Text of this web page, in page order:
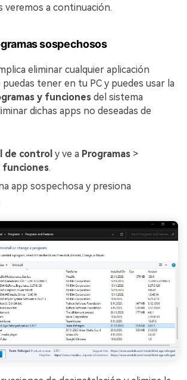
de Fotos con IA
Prueba Online
veremos a continuación.
sospechosos
eliminar cualquier aplicación
tener en tu PC y puedes usar la
y funciones del sistema
dichas apps no deseadas de
de control y ve a Programas >
funciones.
app sospechosa y presiona